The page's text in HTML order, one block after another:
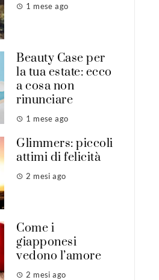
1 mese ago
Beauty Case per
la tua estate: ecco
a cosa non
rinunciare
1 mese ago
Glimmers: piccoli
attimi di felicità
2 mesi ago
Come i
giapponesi
vedono l’amore
2 mesi ago